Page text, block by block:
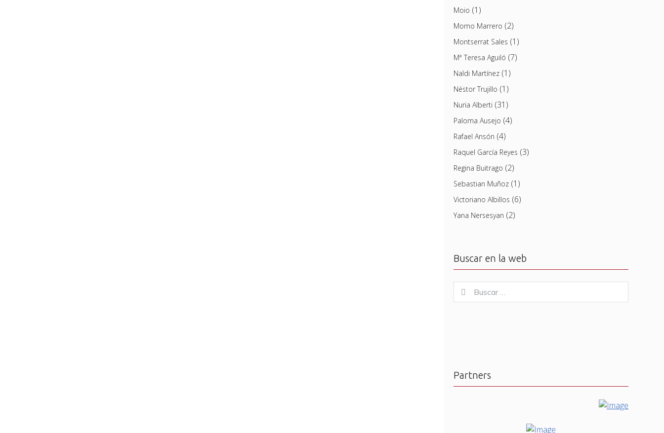
Moio (1)
Momo Marrero (2)
Montserrat Sales (1)
Mª Teresa Aguiló (7)
Naldi Martínez(1)
Néstor Trujillo (1)
Nuria Alberti (31)
Paloma Ausejo (4)
Rafael Ansón (4)
Raquel García Reyes (3)
Regina Buitrago (2)
Sebastian Muñoz(1)
Victoriano Albillos (6)
Yana Nersesyan (2)
Buscar en la web
for:
Buscar
Partners